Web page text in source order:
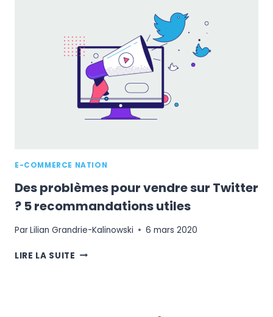
COMMUNAUTÉ
FACEBOOK
E-COMMERCE NATION
Des problèmes pour vendre sur Twitter
? 5 recommandations utiles
ParLilian Grandrie-Kalinowski 6 mars 2020
LIRE LA SUITE DES